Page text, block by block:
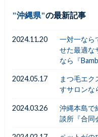
沖縄県 の最新記事
2024.11.20
一対一なら
せた最適な
なら『
2024.05.17
まつ毛エク
すサロンな
2024.03.26
沖縄本島で
談所『合同